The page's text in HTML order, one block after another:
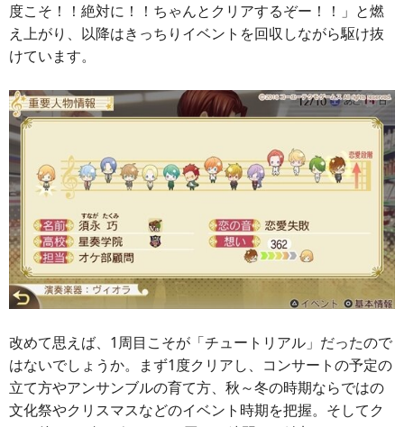
度こそ！！絶対に！！ちゃんとクリアするぞー！！」と燃
え上がり、以降はきっちりイベントを回収しながら駆け抜
けています。
改めて思えば、1周目こそが「チュートリアル」だったので
はないでしょうか。まず1度クリアし、コンサートの予定の
立て方やアンサンブルの育て方、秋～冬の時期ならではの
文化祭やクリスマスなどのイベント時期を把握。そしてク